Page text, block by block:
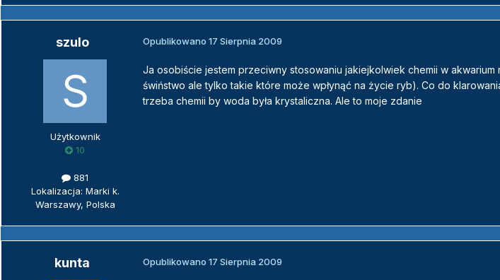
szulo
Użytkownik
10
881
Lokalizacja: Marki k.
Warszawy, Polska
Opublikowano 17 Sierpnia 2009
Ja osobiście jestem przeciwny stosowaniu jakiejkolwiek chemii w
świństwo ale tylko takie które może wpłynąć na życie ryb). Co do
trzeba chemii by woda była krystaliczna. Ale to moje zdanie
kunta Opublikowano 17 Sierpnia 2009